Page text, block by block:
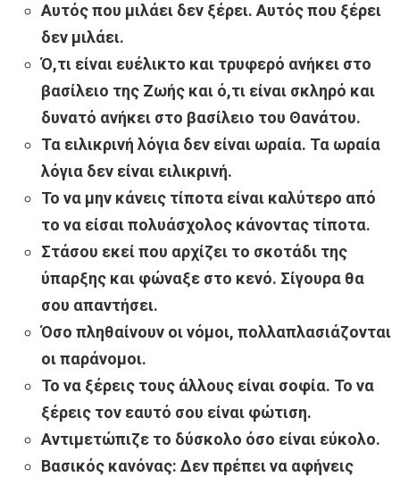
Αυτός που μιλάει δεν ξέρει. Αυτός που ξέρει
δεν μιλάει.
Ό,τι είναι ευέλικτο και τρυφερό ανήκει στο
βασίλειο της Ζωής και ό,τι είναι σκληρό και
δυνατό ανήκει στο βασίλειο του Θανάτου.
Τα ειλικρινή λόγια δεν είναι ωραία. Τα ωραία
λόγια δεν είναι ειλικρινή.
Το να μην κάνεις τίποτα είναι καλύτερο από
το να είσαι πολυάσχολος κάνοντας τίποτα.
Στάσου εκεί που αρχίζει το σκοτάδι της
ύπαρξης και φώναξε στο κενό. Σίγουρα θα
σου απαντήσει.
Όσο πληθαίνουν οι νόμοι, πολλαπλασιάζονται
οι παράνομοι.
Το να ξέρεις τους άλλους είναι σοφία. Το να
ξέρεις τον εαυτό σου είναι φώτιση.
Αντιμετώπιζε το δύσκολο όσο είναι εύκολο.
Βασικός κανόνας: Δεν πρέπει να αφήνεις